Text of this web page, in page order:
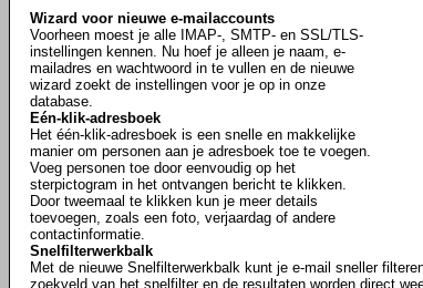
Wizard voor nieuwe e-mailaccounts
Voorheen moest je alle IMAP-, SMTP- en SSL/TLS-
instellingen kennen. Nu hoef je alleen je naam, e-
mailadres en wachtwoord in te vullen en de nieuwe
wizard zoekt de instellingen voor je op in onze
database.
Eén-klik-adresboek
Het één-klik-adresboek is een snelle en makkelijke
manier om personen aan je adresboek toe te voegen.
Voeg personen toe door eenvoudig op het
sterpictogram in het ontvangen bericht te klikken.
Door tweemaal te klikken kun je meer details
toevoegen, zoals een foto, verjaardag of andere
contactinformatie.
Snelfilterwerkbalk
Met de nieuwe Snelfilterwerkbalk kunt je e-mail sneller
zoekveld van het snelfilter en de resultaten worden direct